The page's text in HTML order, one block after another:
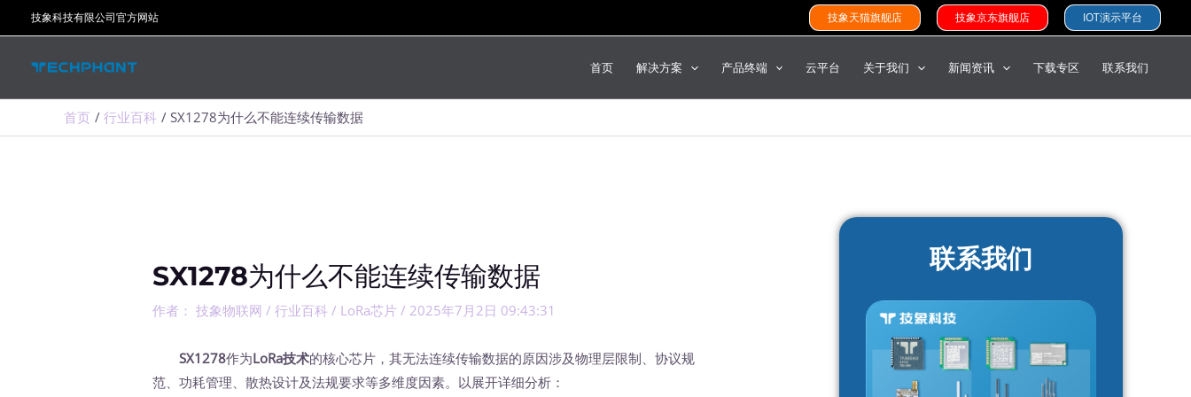
至
技象科技有限公司官方网站 技象天猫旗舰店 技象京东旗舰店 IOT演示平台
首页 解决方案 产品终端 云平台 关于我们 新闻资讯 下载专区 联系我们
首页 行业百科 SX1278为什么不能连续传输数据
SX1278为什么不能连续传输数据
作者： 技象物联网/行业百科 / LoRa芯片 / 2025年7月2日 09:43:31
SX1278作为LoRa技术的核心芯片，其无法连续传输数据的原因涉及物理层限制、协议规
范、功耗管理、散热设计及法规要求等多维度因素。以展开详细分析：
联系我们